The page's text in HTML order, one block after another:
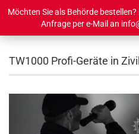
Möchten Sie als Behörde
Anfrage per e-Mail an
TW1000 Profi-Geräte in